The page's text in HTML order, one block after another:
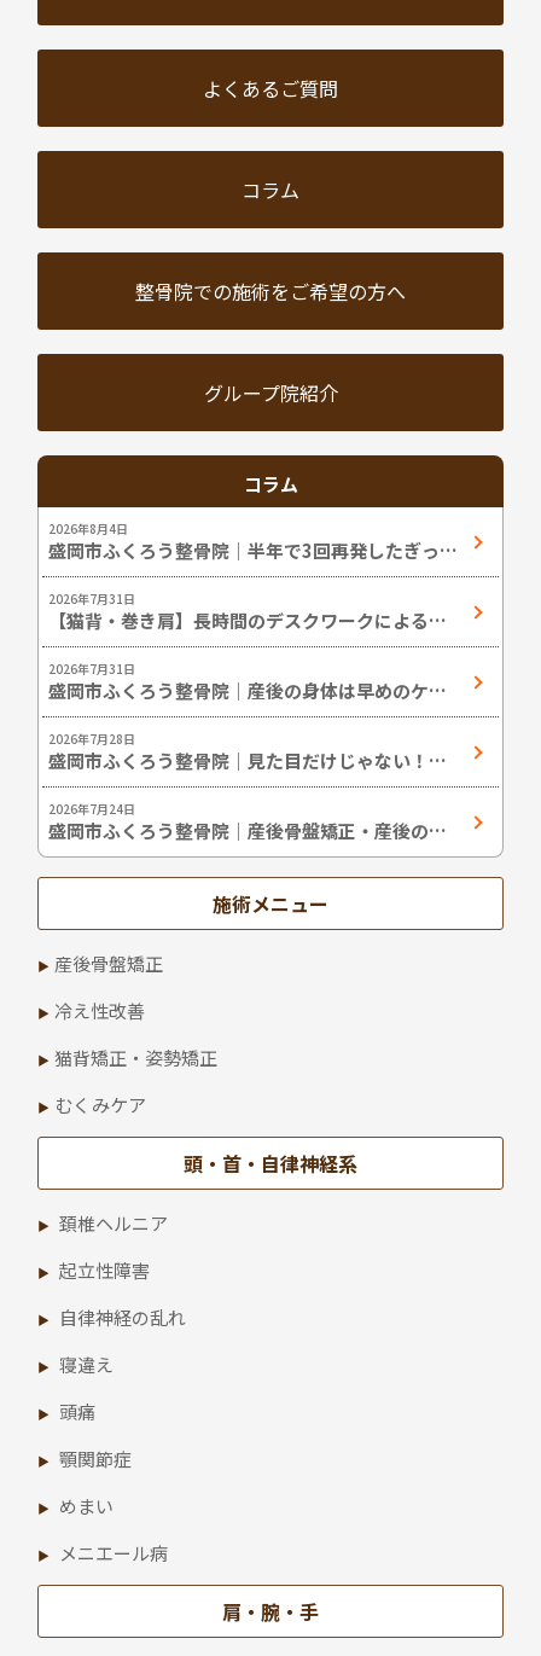
よくあるご質問
コラム
整骨院での施術をご希望の方へ
グループ院紹介
コラム
盛岡市ふくろう整骨院｜半年で3回再発したぎっく
り腰の改善症例
2026年8月4日
【猫背・巻き肩】長時間のデスクワークによる猫
背姿勢の改善
2026年7月31日
盛岡市ふくろう整骨院｜産後の身体は早めのケア
が大切です。
2026年7月31日
盛岡市ふくろう整骨院｜見た目だけじゃない！姿
勢改善のメリット
2026年7月28日
盛岡市ふくろう整骨院｜産後骨盤矯正・産後の体
型でお悩みの方へ
2026年7月24日
施術メニュー
産後骨盤矯正
冷え性改善
猫背矯正・姿勢矯正
むくみケア
頭・首・自律神経系
頚椎ヘルニア
起立性障害
自律神経の乱れ
寝違え
頭痛
顎関節症
めまい
メニエール病
肩・腕・手